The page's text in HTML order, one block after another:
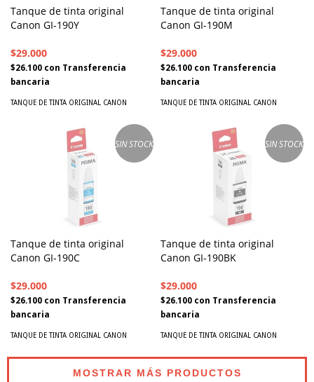
Tanque de tinta original
Canon GI-190Y
$29.000
$26.100 con Transferencia
bancaria
TANQUE DE TINTA ORIGINAL CANON
Tanque de tinta original
Canon GI-190M
$29.000
$26.100 con Transferencia
bancaria
TANQUE DE TINTA ORIGINAL CANON
SIN STOCK
Tanque de tinta original
Canon GI-190C
$29.000
$26.100 con Transferencia
bancaria
TANQUE DE TINTA ORIGINAL CANON
SIN STOCK
Tanque de tinta original
Canon GI-190BK
$29.000
$26.100 con Transferencia
bancaria
TANQUE DE TINTA ORIGINAL CANON
MOSTRAR MÁS PRODUCTOS